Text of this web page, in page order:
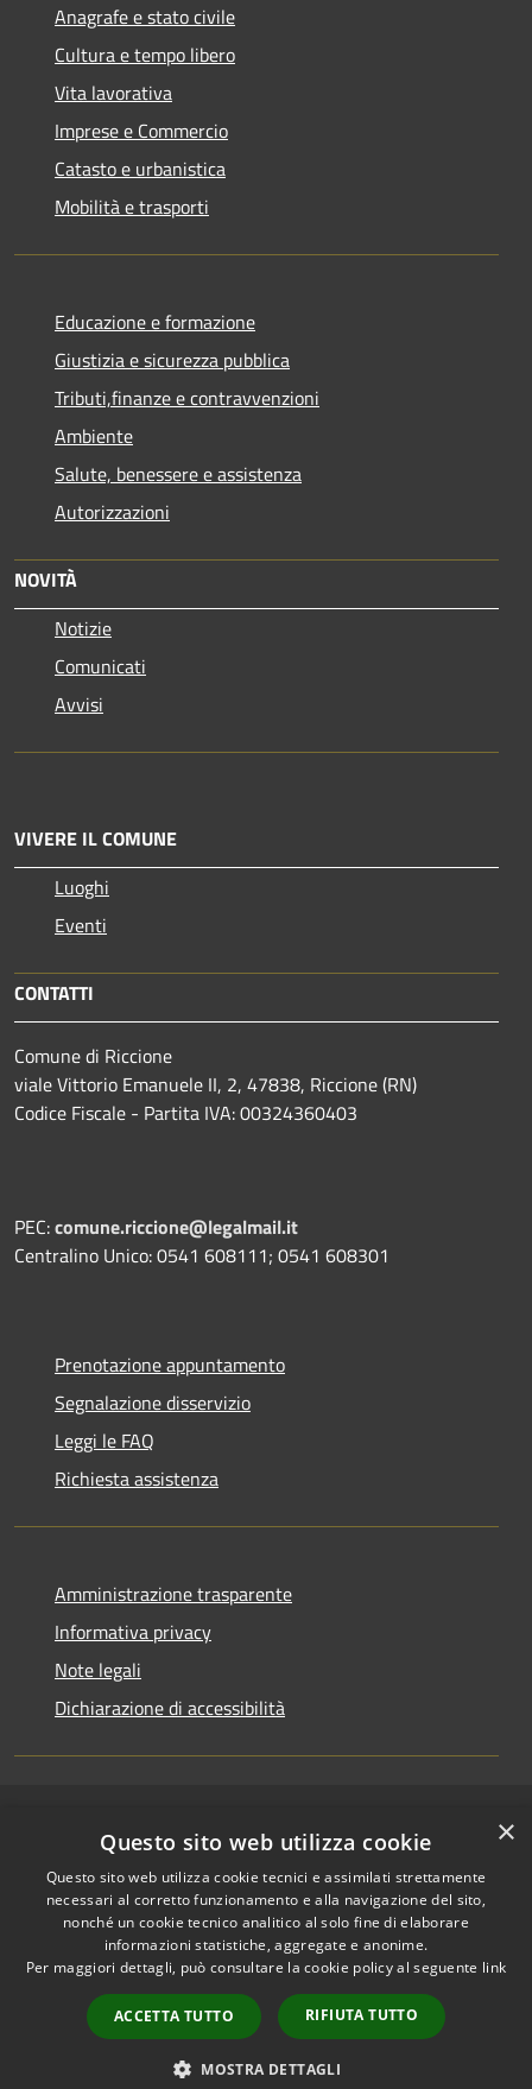
Anagrafe e stato civile
Cultura e tempo libero
Vita lavorativa
Imprese e Commercio
Catasto e urbanistica
Mobilità e trasporti
Educazione e formazione
Giustizia e sicurezza pubblica
Tributi,finanze e contravvenzioni
Ambiente
Salute, benessere e assistenza
Autorizzazioni
NOVITÀ
Notizie
Comunicati
Avvisi
VIVERE IL COMUNE
Luoghi
Eventi
CONTATTI
Comune di Riccione
viale Vittorio Emanuele II, 2, 47838, Riccione (RN)
Codice Fiscale - Partita IVA: 00324360403
PEC:comune.riccione@legalmail.it
Centralino Unico: 0541 608111; 0541 608301
Prenotazione appuntamento
Segnalazione disservizio
Leggi le FAQ
Richiesta assistenza
Amministrazione trasparente
Informativa privacy
Note legali
Dichiarazione di accessibilità
Accessibilità
Privacy
Cookie
Mappa del sito
Area riservata
amministratori comunali
Portale Dipendente
Comunicazioni Dirigenti
Copyright © 2026 • Comune di
Riccione • Powered by
Municipium•Accesso
redazione
×
Questo sito web utilizza cookie
Questo sito web utilizza cookie tecnici e assimilati strettamente
necessari al corretto funzionamento e alla navigazione del sito,
nonché un cookie tecnico analitico al solo fine di elaborare
informazioni statistiche, aggregate e anonime.
Per maggiori dettagli, può consultare la cookie policy al seguente link
ACCETTA TUTTO RIFIUTA TUTTO
MOSTRA DETTAGLI